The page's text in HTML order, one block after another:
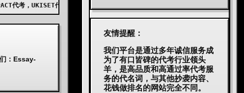
代考，AEAS代考，BEC代考，JTEST代考，JLPT代考，TOPIK代考，小托福
：Essay-
友情提醒：
我们平台是通过多年诚信服务成
为了有口皆碑的代考行业领头
羊，是高品质和高通过率代考服
务的代名词，与其他抄袭内容、
花钱做排名的网站完全不同。